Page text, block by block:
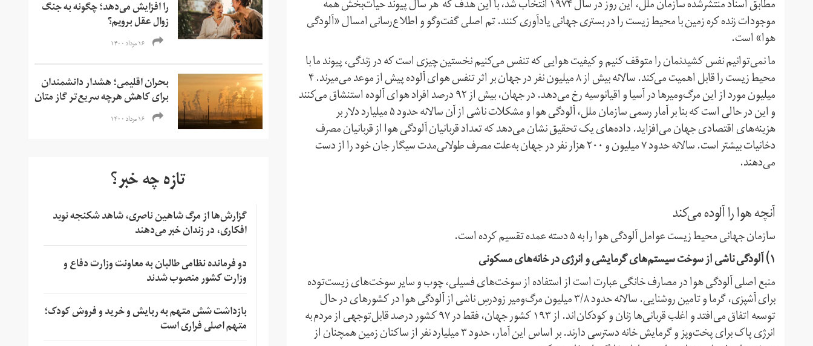
مطابق اسناد منتشر‌شده سازمان ملل، این روز در سال ۱۹۷۴ انتخاب شد، با این هدف که هر سال پیوند حیات‌بخش همه
موجودات زنده کره زمین با محیط زیست را در بستری جهانی یادآوری کنند. تم اصلی گفت‌و‌گو و اطلاع‌رسانی امسال «آلودگی
هوا» است.
ما نمی‌توانیم نفس کشیدنمان را متوقف کنیم و کیفیت هوایی که تنفس می‌کنیم نخستین چیزی است که در زندگی، پیوند ما با
محیط زیست را قابل اهمیت می‌کند. سالانه بیش از ۸ میلیون نفر در جهان بر اثر تنفس هوای آلوده پیش از موعد می‌میرند. ۴
میلیون مورد از این مرگ‌‌و‌میرها در آسیا و اقیانوسیه رخ می‌دهد. در جهان، بیش از ۹۲ درصد افراد هوای آلوده استنشاق می‌کنند
و این در حالی است که بنا بر آمار رسمی سازمان ملل، آلودگی هوا و مشکلات ناشی از آن سالانه حدود ۵ میلیارد دلار بر
هزینه‌های اقتصادی جهان می‌افزاید. داده‌های یک تحقیق نشان می‌دهد که تعداد قربانیان آلودگی هوا از قربانیان مصرف
دخانیات بیشتر است. سالانه حدود ۷ میلیون و ۲۰۰ هزار نفر در جهان به‌علت مصرف طولانی‌مدت سیگار جان خود را از دست
می‌دهند.
آنچه هوا را آلوده می‌کند
سازمان جهانی محیط زیست عوامل آلودگی هوا را به ۵ دسته عمده تقسیم کرده است.
۱) آلودگی ناشی از سوخت سیستم‌های گرمایشی و انرژی در خانه‌های مسکونی
منبع اصلی آلودگی هوا در مصارف خانگی عبارت است از استفاده از سوخت‌های فسیلی، چوب و سایر سوخت‌های زیست‌توده
برای آشپزی، گرما و تامین روشنایی. سالانه حدود ۳/۸ میلیون مرگ‌و‌میر زودرسِ ناشی از آلودگی هوا در کشورهای در حال
توسعه اتفاق می‌افتد و اغلب قربانی‌‌‌ها زنان و کودکان‌اند. از ۱۹۳ کشور جهان، فقط در ۹۷ کشور درصد قابل‌توجهی از مردم به
انرژی پاک برای پخت‌و‌پز و گرمایش خانه دسترسی دارند. بر اساس این آمار، حدود ۳ میلیارد نفر از ساکنان زمین همچنان از
را افزایش می‌دهد؛ چگونه به جنگ
زوال عقل برویم؟
۱۶ مرداد ۱۴۰۰
بحران اقلیمی؛ هشدار دانشمندان
برای کاهش هرچه سریع‌تر گاز متان
۱۶ مرداد ۱۴۰۰
تازه چه خبر؟
گزارش‌ها از مرگ شاهین ناصری، شاهد شکنجه نوید
افکاری، در زندان خبر می‌دهند
دو فرمانده نظامی طالبان به معاونت وزارت دفاع و
وزارت کشور منصوب شدند
بازداشت شش متهم به ربایش و خرید و فروش کودک؛
متهم اصلی فراری است